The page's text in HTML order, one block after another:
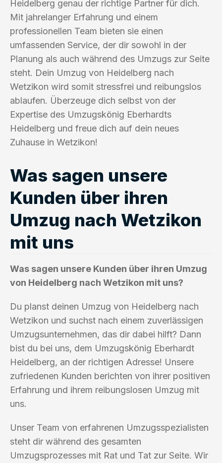
Heidelberg genau der richtige Partner für dich.
Mit jahrelanger Erfahrung und einem
professionellen Team bieten sie einen
umfassenden Service, der dir sowohl in der
Planung als auch während des Umzugs zur Seite
steht. Dein Umzug von Heidelberg nach
Wetzikon wird somit stressfrei und reibungslos
ablaufen. Überzeuge dich selbst von der
Expertise des Umzugskönig Eberhardts
Heidelberg und freue dich auf dein neues
Zuhause in Wetzikon!
Was sagen unsere
Kunden über ihren
Umzug nach Wetzikon
mit uns
Was sagen unsere Kunden über ihren Umzug
von Heidelberg nach Wetzikon mit uns?
Du planst deinen Umzug von Heidelberg nach
Wetzikon und suchst nach einem zuverlässigen
Umzugsunternehmen, das dir dabei hilft? Dann
bist du bei uns, dem Umzugskönig Eberhardt
Heidelberg, an der richtigen Adresse! Unsere
zufriedenen Kunden berichten von ihrer positiven
Erfahrung und ihrem reibungslosen Umzug mit
uns.
Unser Team von erfahrenen Umzugsspezialisten
steht dir während des gesamten
Umzugsprozesses mit Rat und Tat zur Seite. Wir